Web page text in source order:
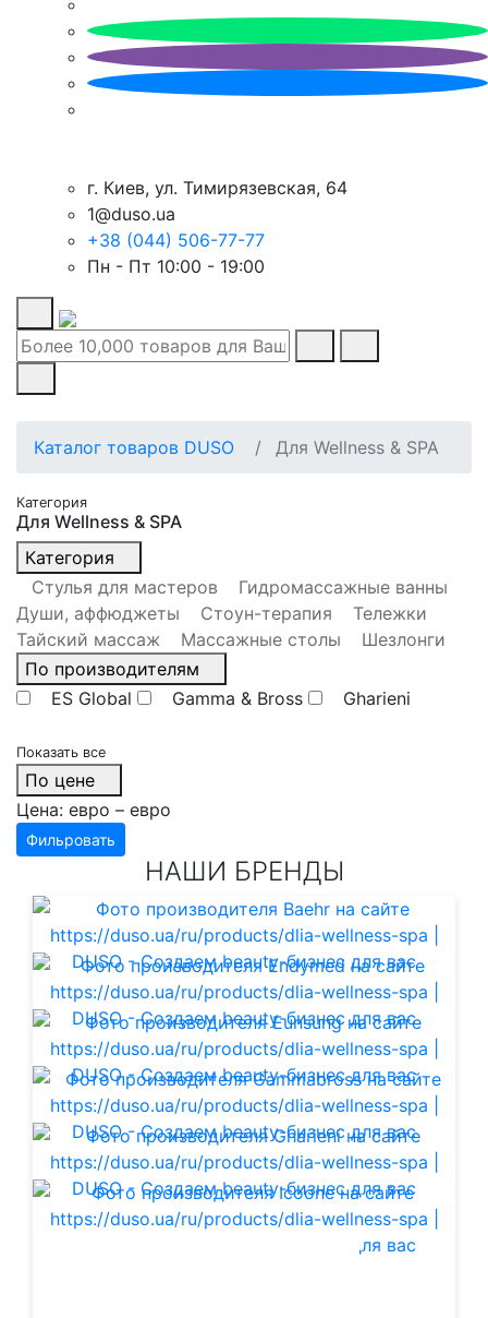
г. Киев, ул. Тимирязевская, 64
1@duso.ua
+38 (044) 506-77-77
Пн - Пт 10:00 - 19:00
Каталог товаров DUSO Для Wellness & SPA
Категория
Для Wellness & SPA
Категория
Стулья для мастеров
Гидромассажные ванны
Души, аффюджеты
Стоун-терапия
Тележки
Тайский массаж
Массажные столы
Шезлонги
По производителям
ES Global
Gamma & Bross Gharieni
Показать все
По цене
Цена: евро – евро
Фильровать
НАШИ БРЕНДЫ